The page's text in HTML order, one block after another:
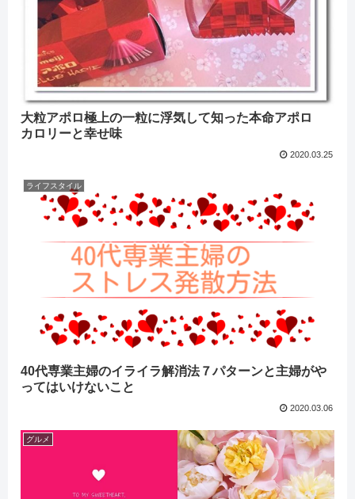
大粒アポロ極上の一粒に浮気して知った本命アポロ
カロリーと幸せ味
2020.03.25
ライフスタイル
40代専業主婦のイライラ解消法７パターンと主婦がや
ってはいけないこと
2020.03.06
グルメ